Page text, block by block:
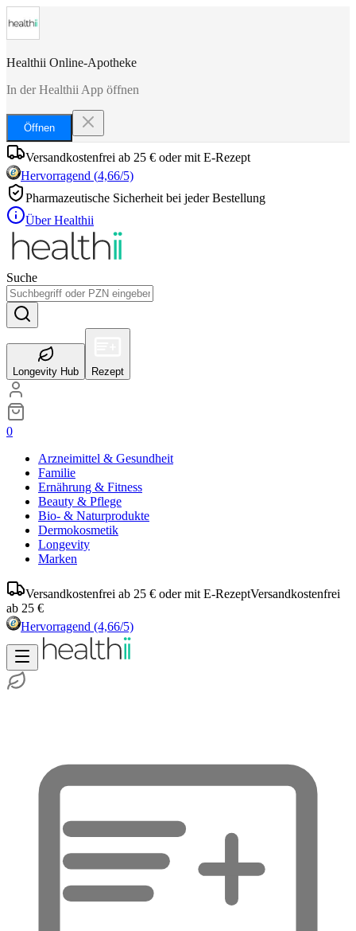
Healthii Online-Apotheke
In der Healthii App öffnen
Öffnen
Versandkostenfrei ab 25 € oder mit E-Rezept
Hervorragend (4,66/5)
Pharmazeutische Sicherheit bei jeder Bestellung
Über Healthii
Suche
Longevity Hub Rezept
0
Arzneimittel & Gesundheit
Familie
Ernährung & Fitness
Beauty & Pflege
Bio- & Naturprodukte
Dermokosmetik
Longevity
Marken
Versandkostenfrei ab 25 € oder mit E-RezeptVersandkostenfrei
ab 25 €
Hervorragend (4,66/5)